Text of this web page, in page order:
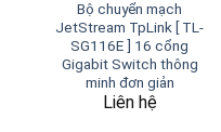
Bộ chuyển mạch
JetStream TpLink [ TL-
SG116E ] 16 cổng
Gigabit Switch thông
minh đơn giản
Liên hệ